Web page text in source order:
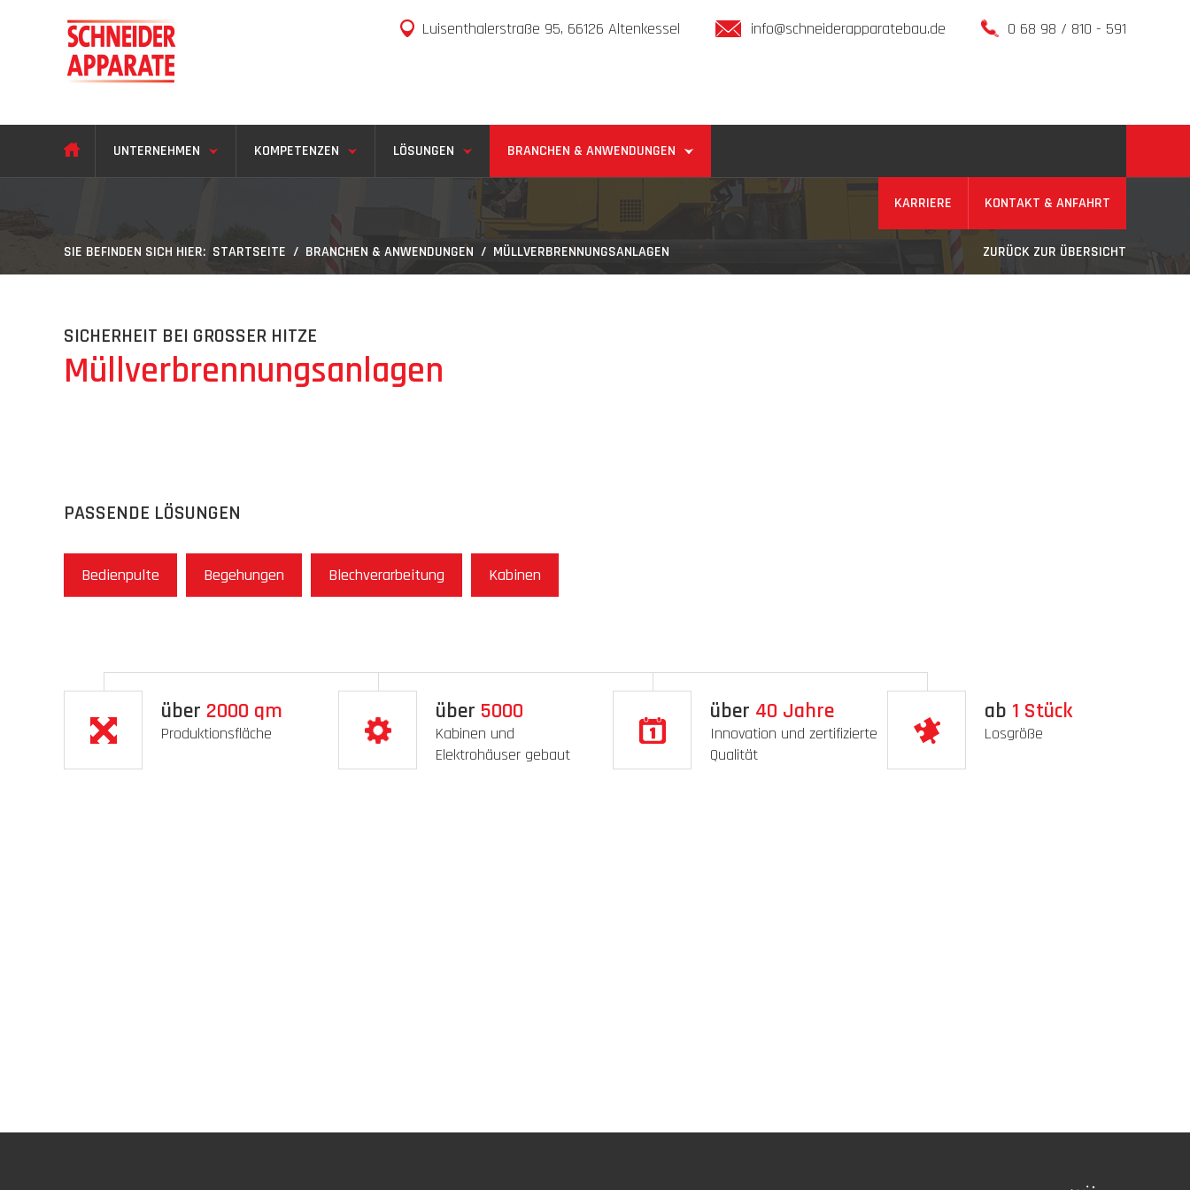
Luisenthalerstraße 95, 66126 Altenkessel info@schneiderapparatebau.de 0 68 98 / 810 - 591
BRANCHEN & ANWENDUNGEN
LÖSUNGEN
KOMPETENZEN
UNTERNEHMEN
KARRIERE KONTAKT & ANFAHRT
SIE BEFINDEN SICH HIER: STARTSEITE / BRANCHEN & ANWENDUNGEN / MÜLLVERBRENNUNGSANLAGEN ZURÜCK ZUR ÜBERSICHT
SICHERHEIT BEI GROSSER HITZE
Müllverbrennungsanlagen
PASSENDE LÖSUNGEN
Bedienpulte Begehungen Blechverarbeitung Kabinen
über 2000 qm
Produktionsfläche
über 5000
Kabinen und
Elektrohäuser gebaut
über 40 Jahre
Innovation und zertifizierte
Qualität
ab 1 Stück
Losgröße